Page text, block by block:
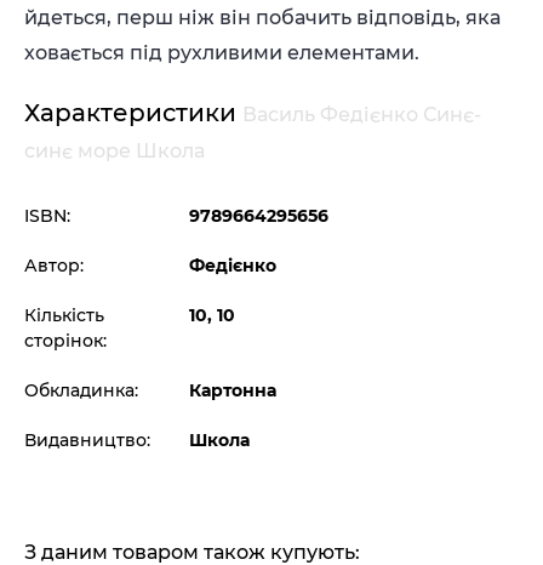
йдеться, перш ніж він побачить відповідь, яка
ховається під рухливими елементами.
Характеристики Василь Федієнко Синє-
синє море Школа
ISBN: 9789664295656
Автор: Федієнко
Кількість
сторінок:
10, 10
Обкладинка: Картонна
Видавництво: Школа
З даним товаром також купують: